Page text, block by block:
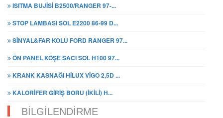
ISITMA BUJİSİ B2500/RANGER 97-...
STOP LAMBASI SOL E2200 86-99 D...
SİNYAL&FAR KOLU FORD RANGER 97...
ÖN PANEL KÖŞE SACI SOL H100 97...
KRANK KASNAĞI HİLUX VİGO 2,5D ...
KALORİFER GİRİŞ BORU (İKİLİ) H...
BİLGİLENDİRME